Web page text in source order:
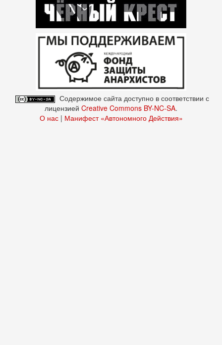
Содержимое сайта доступно в соответствии с
лицензией Creative Commons BY-NC-SA.
О нас| Манифест «Автономного Действия»